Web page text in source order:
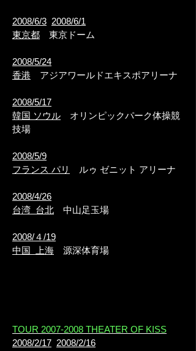
2008/6/3 2008/6/1
東京都 東京ドーム
2008/5/24
香港 アジアワールドエキスポアリーナ
2008/5/17
韓国 ソウル オリンピックパーク体操競
技場
2008/5/9
フランス パリ
ルゥ ゼニット アリーナ
2008/4/26
台湾 台北 中山足玉場
2008/４/19
中国 上海 源深体育場
TOUR 2007-2008 THEATER OF KISS
2008/2/17 2008/2/16